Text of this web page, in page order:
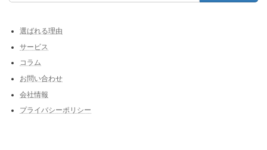
選ばれる理由
サービス
コラム
お問い合わせ
会社情報
プライバシーポリシー